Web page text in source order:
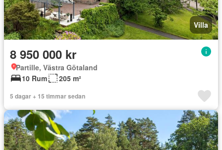
Villa
8 950 000 kr
Partille, Västra Götaland
10 Rum
205 m²
5 dagar + 15 timmar sedan